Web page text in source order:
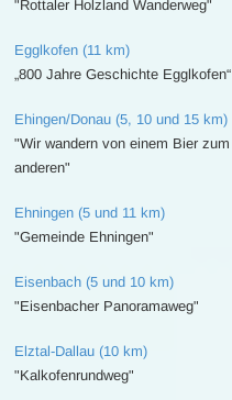
"Rottaler Holzland Wanderweg"
Egglkofen (11 km)
„800 Jahre Geschichte Egglkofen“
Ehingen/Donau (5, 10 und 15 km)
"Wir wandern von einem Bier zum
anderen"
Ehningen (5 und 11 km)
"Gemeinde Ehningen"
Eisenbach (5 und 10 km)
"Eisenbacher Panoramaweg"
Elztal-Dallau (10 km)
"Kalkofenrundweg"